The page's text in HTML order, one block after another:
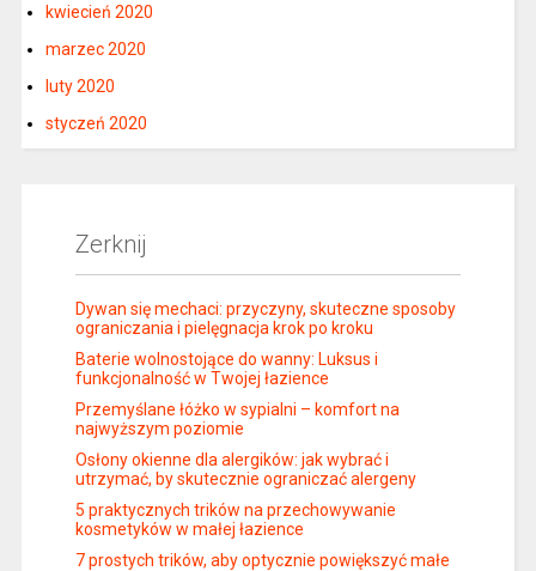
kwiecień 2020
marzec 2020
luty 2020
styczeń 2020
Zerknij
Dywan się mechaci: przyczyny, skuteczne sposoby
ograniczania i pielęgnacja krok po kroku
Baterie wolnostojące do wanny: Luksus i
funkcjonalność w Twojej łazience
Przemyślane łóżko w sypialni – komfort na
najwyższym poziomie
Osłony okienne dla alergików: jak wybrać i
utrzymać, by skutecznie ograniczać alergeny
5 praktycznych trików na przechowywanie
kosmetyków w małej łazience
7 prostych trików, aby optycznie powiększyć małe